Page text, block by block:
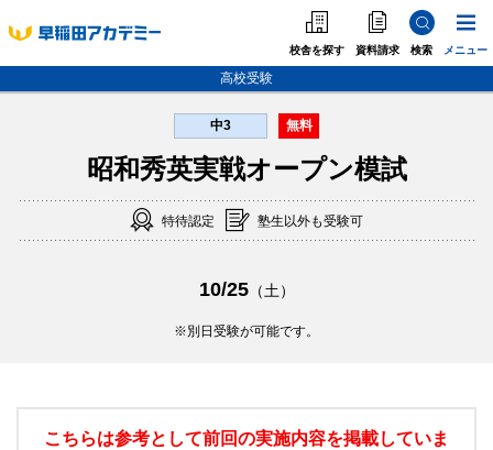
校舎を探す 資料請求 検索 メニュー
高校受験
高校受験
大学受験 個別指導
特待認定 塾生以外も受験可
中3
昭和秀英実戦オープン模試
無料
10/25（土）
別日受験が可能です。
こちらは参考として前回の実施内容を掲載していま